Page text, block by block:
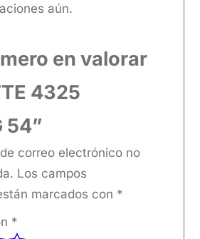
aún.
en valorar
4325
54”
correo electrónico no
Los campos
marcados con *
*